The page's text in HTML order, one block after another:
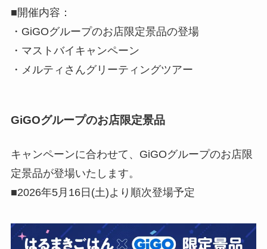
■開催内容：
・GiGOグループのお店限定景品の登場
・マストバイキャンペーン
・メルティさんグリーティングツアー
GiGOグループのお店限定景品
キャンペーンに合わせて、GiGOグループのお店限
定景品が登場いたします。
■2026年5月16日(土)より順次登場予定